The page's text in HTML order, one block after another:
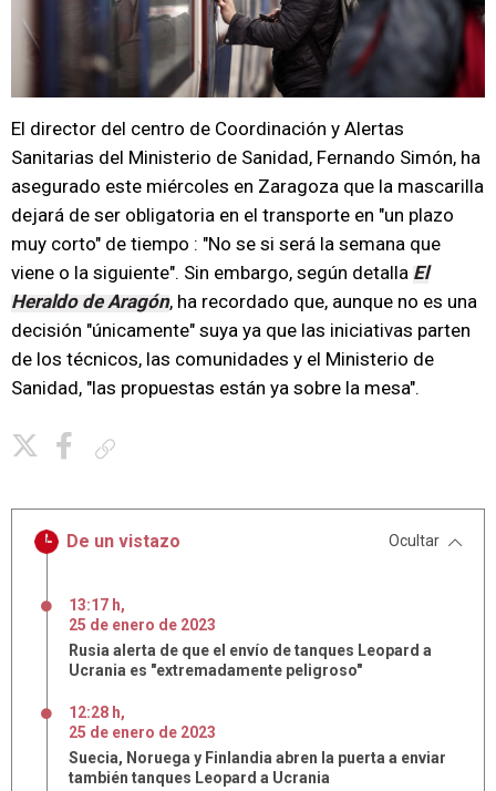
El director del centro de Coordinación y Alertas
Sanitarias del Ministerio de Sanidad, Fernando Simón, ha
asegurado este miércoles en Zaragoza que la mascarilla
dejará de ser obligatoria en el transporte en "un plazo
muy corto" de tiempo : "No se si será la semana que
viene o la siguiente". Sin embargo, según detalla El
Heraldo de Aragón, ha recordado que, aunque no es una
decisión "únicamente" suya ya que las iniciativas parten
de los técnicos, las comunidades y el Ministerio de
Sanidad, "las propuestas están ya sobre la mesa".
De un vistazo Ocultar
13:17 h,
25 de enero de 2023
Rusia alerta de que el envío de tanques Leopard a
Ucrania es "extremadamente peligroso"
12:28 h,
25 de enero de 2023
Suecia, Noruega y Finlandia abren la puerta a enviar
también tanques Leopard a Ucrania